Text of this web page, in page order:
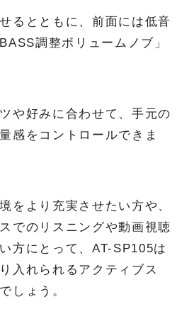
るとともに、前面には低音
調整ボリュームノブ」
や好みに合わせて、手元の
感をコントロールできま
をより充実させたい方や、
でのリスニングや動画視聴
方にとって、AT-SP105は
入れられるアクティブス
しょう。